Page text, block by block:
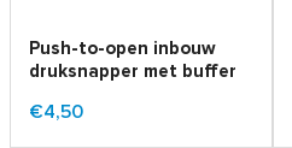
Push-to-open inbouw
druksnapper met buffer
€4,50